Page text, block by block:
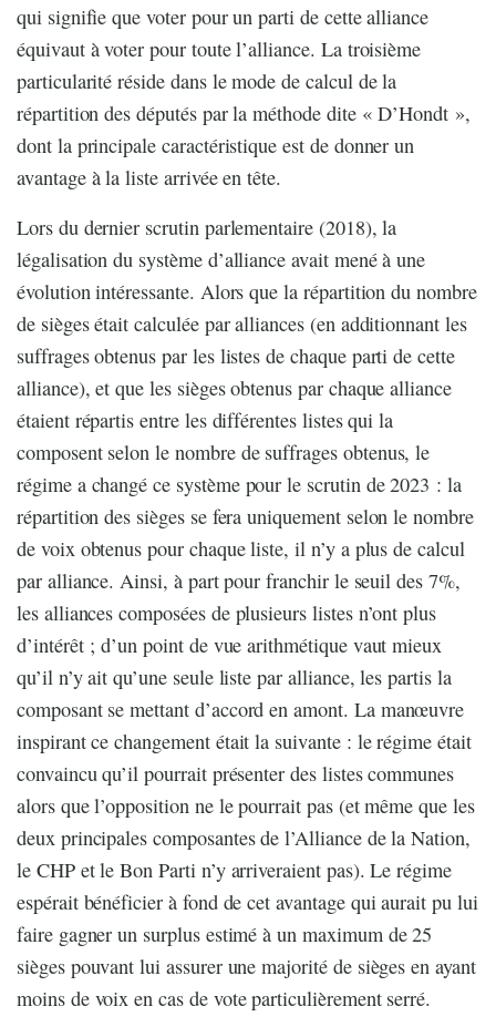
qui signifie que voter pour un parti de cette alliance
équivaut à voter pour toute l’alliance. La troisième
particularité réside dans le mode de calcul de la
répartition des députés par la méthode dite « D’Hondt »,
dont la principale caractéristique est de donner un
avantage à la liste arrivée en tête.
Lors du dernier scrutin parlementaire (2018), la
légalisation du système d’alliance avait mené à une
évolution intéressante. Alors que la répartition du nombre
de sièges était calculée par alliances (en additionnant les
suffrages obtenus par les listes de chaque parti de cette
alliance), et que les sièges obtenus par chaque alliance
étaient répartis entre les différentes listes qui la
composent selon le nombre de suffrages obtenus, le
régime a changé ce système pour le scrutin de 2023 : la
répartition des sièges se fera uniquement selon le nombre
de voix obtenus pour chaque liste, il n’y a plus de calcul
par alliance. Ainsi, à part pour franchir le seuil des 7%,
les alliances composées de plusieurs listes n’ont plus
d’intérêt ; d’un point de vue arithmétique vaut mieux
qu’il n’y ait qu’une seule liste par alliance, les partis la
composant se mettant d’accord en amont. La manœuvre
inspirant ce changement était la suivante : le régime était
convaincu qu’il pourrait présenter des listes communes
alors que l’opposition ne le pourrait pas (et même que les
deux principales composantes de l’Alliance de la Nation,
le CHP et le Bon Parti n’y arriveraient pas). Le régime
espérait bénéficier à fond de cet avantage qui aurait pu lui
faire gagner un surplus estimé à un maximum de 25
sièges pouvant lui assurer une majorité de sièges en ayant
moins de voix en cas de vote particulièrement serré.